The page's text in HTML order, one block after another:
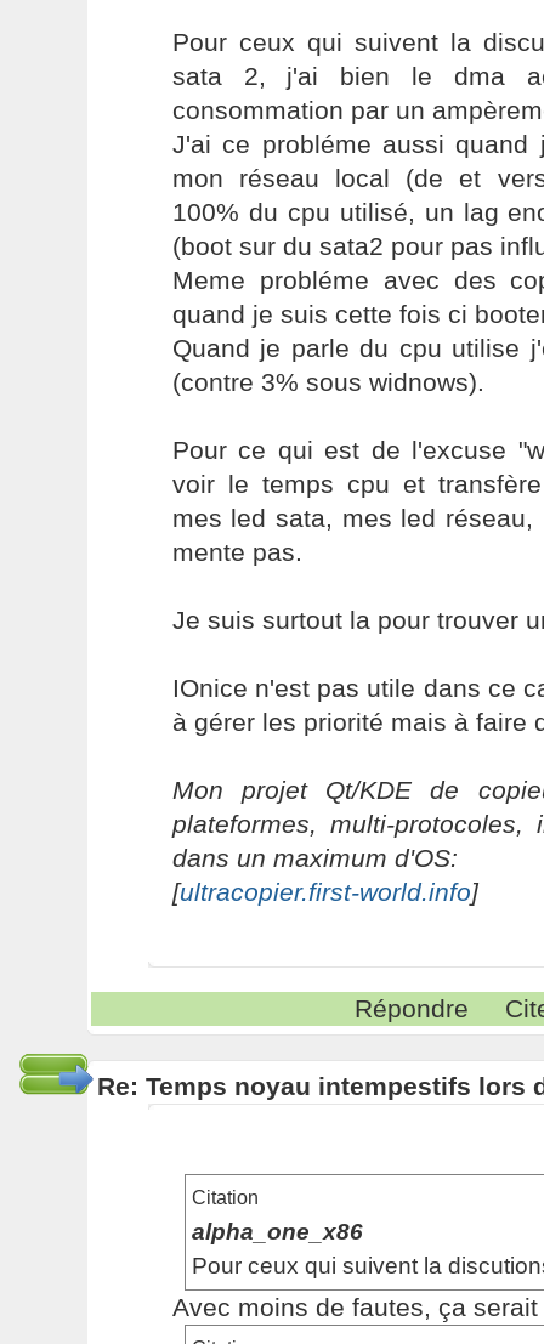
Pour ceux qui suivent la
sata 2, j'ai bien le dma
consommation par un
J'ai ce probléme aussi
mon réseau local (de et
100% du cpu utilisé, un lag
(boot sur du sata2 pour pas
Meme probléme avec des
quand je suis cette fois ci
Quand je parle du cpu utilise
(contre 3% sous widnows).
Pour ce qui est de l'excuse
voir le temps cpu et
mes led sata, mes led réseau,
mente pas.
Je suis surtout la pour trouver
IOnice n'est pas utile dans ce
à gérer les priorité mais à faire
Mon projet Qt/KDE de
plateformes, multi-protocoles,
dans un maximum d'OS:
[ultracopier.first-world.info]
Répondre
Re: Temps noyau intempestifs lors
Citation
alpha_one_x86
Pour ceux qui suivent la
Avec moins de fautes, ça